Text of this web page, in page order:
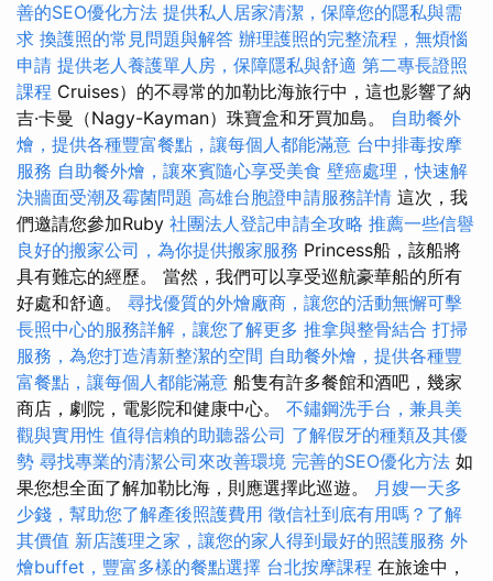
善的SEO優化方法 提供私人居家清潔，保障您的隱私與需
求 換護照的常見問題與解答 辦理護照的完整流程，無煩惱
申請 提供老人養護單人房，保障隱私與舒適 第二專長證照
課程 Cruises）的不尋常的加勒比海旅行中，這也影響了納
吉·卡曼（Nagy-Kayman）珠寶盒和牙買加島。 自助餐外
燴，提供各種豐富餐點，讓每個人都能滿意 台中排毒按摩
服務 自助餐外燴，讓來賓隨心享受美食 壁癌處理，快速解
決牆面受潮及霉菌問題 高雄台胞證申請服務詳情 這次，我
們邀請您參加Ruby 社團法人登記申請全攻略 推薦一些信譽
良好的搬家公司，為你提供搬家服務 Princess船，該船將
具有難忘的經歷。 當然，我們可以享受巡航豪華船的所有
好處和舒適。 尋找優質的外燴廠商，讓您的活動無懈可擊
長照中心的服務詳解，讓您了解更多 推拿與整骨結合 打掃
服務，為您打造清新整潔的空間 自助餐外燴，提供各種豐
富餐點，讓每個人都能滿意 船隻有許多餐館和酒吧，幾家
商店，劇院，電影院和健康中心。 不鏽鋼洗手台，兼具美
觀與實用性 值得信賴的助聽器公司 了解假牙的種類及其優
勢 尋找專業的清潔公司來改善環境 完善的SEO優化方法 如
果您想全面了解加勒比海，則應選擇此巡遊。 月嫂一天多
少錢，幫助您了解產後照護費用 徵信社到底有用嗎？了解
其價值 新店護理之家，讓您的家人得到最好的照護服務 外
燴buffet，豐富多樣的餐點選擇 台北按摩課程 在旅途中，